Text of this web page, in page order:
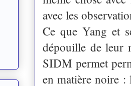
avec les
Ce que Yang et
dépouille de leur
SIDM permet
en matière noire :